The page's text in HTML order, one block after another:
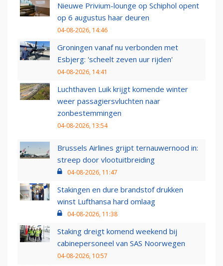
Nieuwe Privium-lounge op Schiphol opent
op 6 augustus haar deuren
04-08-2026, 14:46
Groningen vanaf nu verbonden met
Esbjerg: 'scheelt zeven uur rijden'
04-08-2026, 14:41
Luchthaven Luik krijgt komende winter
weer passagiersvluchten naar
zonbestemmingen
04-08-2026, 13:54
Brussels Airlines grijpt ternauwernood in:
streep door vlootuitbreiding
04-08-2026, 11:47
Stakingen en dure brandstof drukken
winst Lufthansa hard omlaag
04-08-2026, 11:38
Staking dreigt komend weekend bij
cabinepersoneel van SAS Noorwegen
04-08-2026, 10:57